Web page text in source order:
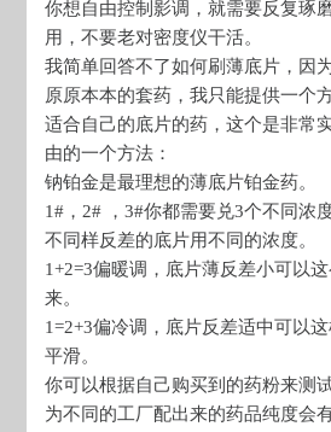
你想自由控制影调，就需要反复琢
用，不要老对密度仪干活。
我简单回答不了如何刷薄底片，因
原原本本的套药，我只能提供一个
适合自己的底片的药，这个是非常
由的一个方法：
钠铂金是最理想的薄底片铂金药。
1#，2# ，3#你都需要兑3个不同浓
不同样反差的底片用不同的浓度。
1+2=3偏暖调，底片薄反差小可以
来。
1=2+3偏冷调，底片反差适中可以
平滑。
你可以根据自己购买到的药粉来测
为不同的工厂配出来的药品纯度会